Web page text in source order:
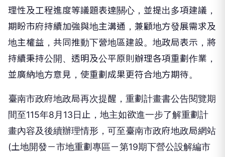
理性及工程進度等議題表達關心，並提出多項建議，
期盼市府持續加強與地主溝通，兼顧地方發展需求及
地主權益，共同推動下營地區建設。地政局表示，將
持續秉持公開、透明及公平原則辦理各項重劃作業，
並廣納地方意見，使重劃成果更符合地方期待。
臺南市政府地政局再次提醒，重劃計畫書公告閱覽期
間至115年8月13日止，地主如欲進一步了解重劃計
畫內容及後續辦理情形，可至臺南市政府地政局網站
(土地開發－市地重劃專區－第19期下營公設解編市